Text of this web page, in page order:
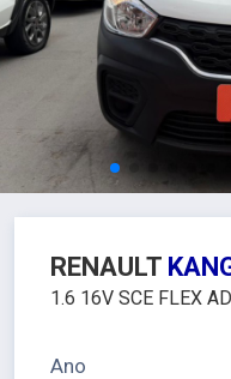
RENAULT
1.6 16V SCE FLEX
Ano